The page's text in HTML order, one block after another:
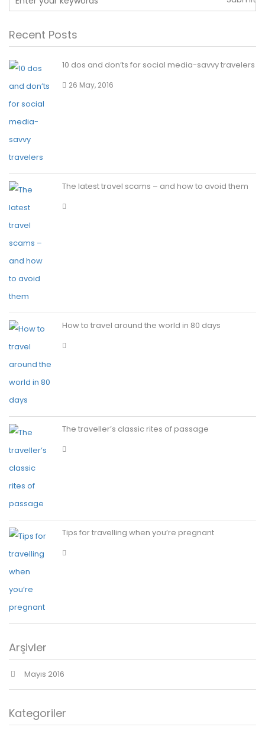
Recent Posts
10 dos and don’ts for social media-savvy travelers
26 May, 2016
The latest travel scams – and how to avoid them
How to travel around the world in 80 days
The traveller’s classic rites of passage
Tips for travelling when you’re pregnant
Arşivler
Mayıs 2016
Kategoriler